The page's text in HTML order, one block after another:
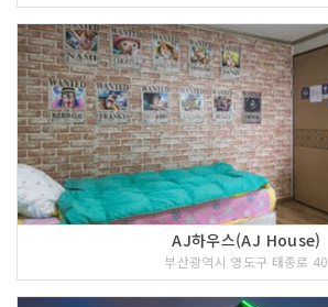
AJ하우스(AJ House)
부산광역시 영도구 태종로 40